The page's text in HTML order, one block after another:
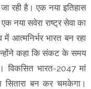
रही है। एक नया इतिहास
नया सवेरा राष्ट्र सेवा का
में आत्मनिर्भर भारत बन रहा
कहा कि संकट के समय
भारत-2047 मां
सितारा बन कर चमकेगा।